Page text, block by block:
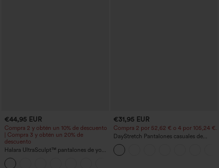
€44,95 EUR
Compra 2 y obtén un 10% de descuento
| Compra 3 y obtén un 20% de
descuento
Halara UltraSculpt™ pantalones de yoga
holgados de talle alto con control
abdominal, rayas color block y bolsillos
€31,95 EUR
Compra 2 por 52,62 € o 4 por 105,24 €.
DayStretch Pantalones casuales de
cintura alta con pernera tipo barril y
bolsillos